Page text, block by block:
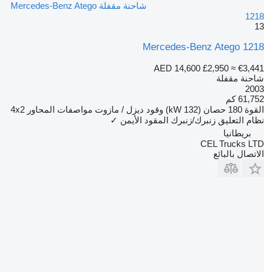
شاحنة مقفلة Mercedes-Benz Atego
1218
13
Mercedes-Benz Atego 1218
AED 14,600 £2,950 ≈ €3,441
شاحنة مقفلة
2003
61,752 كم
القوة 180 حصان (132 kW) وقود ديزل / مازوت مواصفات المحاور 4x2
نظام التعليق زنبرك/زنبرك المقود الأيمن ✓
بريطانيا
CEL Trucks LTD
الاتصال بالبائع